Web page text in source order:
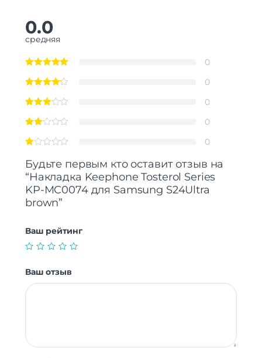
0.0
средняя
0
0
0
0
0
Будьте первым кто оставит отзыв на
“Накладка Keephone Tosterol Series
KP-MC0074 для Samsung S24Ultra
brown”
Ваш рейтинг
Ваш отзыв